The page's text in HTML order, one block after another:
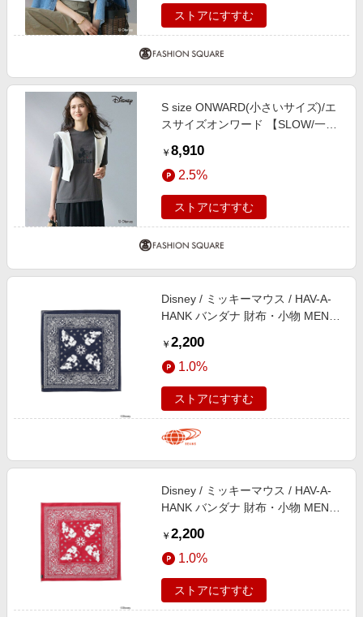
ストアにすすむ
S size ONWARD(小さいサイズ)/エ
スサイズオンワード 【SLOW/一部
ツ スチール 32
￥ 8,910
2.5%
ストアにすすむ
Disney / ミッキーマウス / HAV-A-
HANK バンダナ 財布・小物 MEN
￥ 2,200
1.0%
ストアにすすむ
Disney / ミッキーマウス / HAV-A-
HANK バンダナ 財布・小物 MEN
￥ 2,200
1.0%
ストアにすすむ